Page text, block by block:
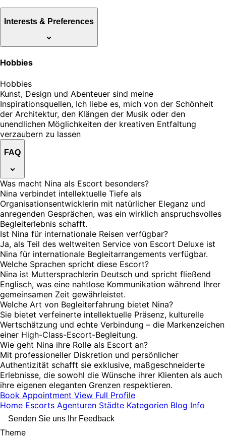
Interests & Preferences
Hobbies
Hobbies
Kunst, Design und Abenteuer sind meine
Inspirationsquellen, Ich liebe es, mich von der Schönheit
der Architektur, den Klängen der Musik oder den
unendlichen Möglichkeiten der kreativen Entfaltung
verzaubern zu lassen
FAQ
Was macht Nina als Escort besonders?
Nina verbindet intellektuelle Tiefe als
Organisationsentwicklerin mit natürlicher Eleganz und
anregenden Gesprächen, was ein wirklich anspruchsvolles
Begleiterlebnis schafft.
Ist Nina für internationale Reisen verfügbar?
Ja, als Teil des weltweiten Service von Escort Deluxe ist
Nina für internationale Begleitarrangements verfügbar.
Welche Sprachen spricht diese Escort?
Nina ist Muttersprachlerin Deutsch und spricht fließend
Englisch, was eine nahtlose Kommunikation während Ihrer
gemeinsamen Zeit gewährleistet.
Welche Art von Begleiterfahrung bietet Nina?
Sie bietet verfeinerte intellektuelle Präsenz, kulturelle
Wertschätzung und echte Verbindung – die Markenzeichen
einer High-Class-Escort-Begleitung.
Wie geht Nina ihre Rolle als Escort an?
Mit professioneller Diskretion und persönlicher
Authentizität schafft sie exklusive, maßgeschneiderte
Erlebnisse, die sowohl die Wünsche ihrer Klienten als auch
ihre eigenen eleganten Grenzen respektieren.
Book Appointment View Full Profile
Home Escorts Agenturen Städte Kategorien Blog Info
Senden Sie uns Ihr Feedback
Theme